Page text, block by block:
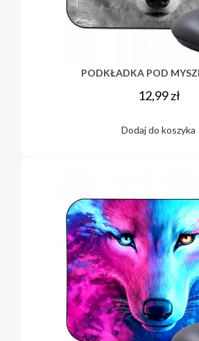
PODKŁADKA POD
12,99zł
Dodaj do koszyka